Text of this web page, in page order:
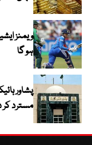
ہو گا
پشاور
مسترد کر